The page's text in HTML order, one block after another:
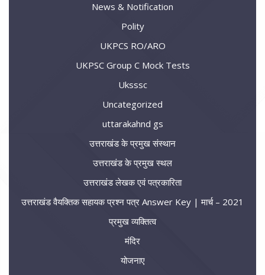
News & Notification
Polity
UKPCS RO/ARO
UKPSC Group C Mock Tests
Uksssc
Uncategorized
uttarakahnd gs
उत्तराखंड के प्रमुख संस्थान
उत्तराखंड के प्रमुख स्थल
उत्तराखंड लेखक एवं पत्रकारिता
उत्तराखंड वैयक्तिक सहायक प्रश्न पत्र Answer Key | मार्च – 2021
प्रमुख व्यक्तित्व
मंदिर
योजनाए